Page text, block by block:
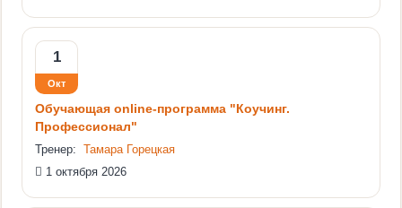
1
Окт
Обучающая online-программа "Коучинг.
Профессионал"
Тренер: Тамара Горецкая
1 октября 2026